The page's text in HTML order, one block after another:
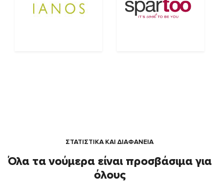
ΣΤΑΤΙΣΤΙΚΑ ΚΑΙ ΔΙΑΦΑΝΕΙΑ
Όλα τα νούμερα είναι προσβάσιμα για
όλους